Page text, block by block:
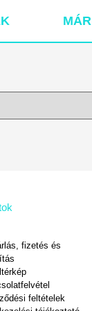
fizetés és
feltételek